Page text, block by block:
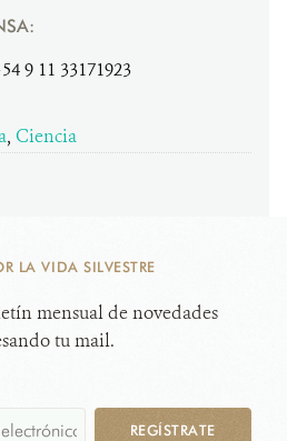
9 11 33171923
, Ciencia
LA VIDA SILVESTRE
mensual de novedades
tu mail.
REGÍSTRATE